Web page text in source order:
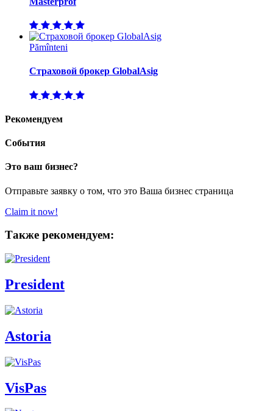
Pămînteni
Страховой брокер GlobalAsig
Рекомендуем
События
Это ваш бизнес?
Отправьте заявку о том, что это Ваша бизнес страница
Claim it now!
Также рекомендуем:
President
Astoria
VisPas